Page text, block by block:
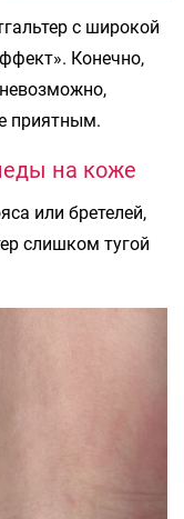
с широкой
Конечно,
приятным.
на коже
или бретелей,
слишком тугой